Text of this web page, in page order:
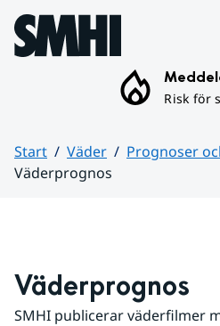
Hoppa till sidans innehåll
Risk för
Start Väder
Prognoser
Väderprognos
Väderprognos
SMHI publicerar väderfilmer